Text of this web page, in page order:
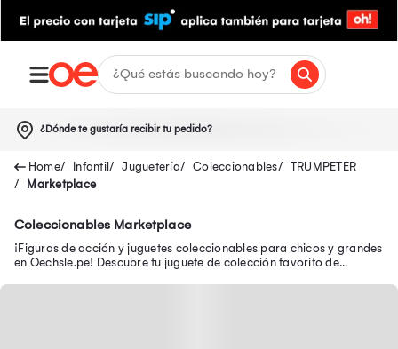
¿Dónde te gustaría recibir tu pedido?
Infantil Juguetería Coleccionables
TRUMPETER
Marketplace
Coleccionables Marketplace
¡Figuras de acción y juguetes coleccionables para chicos y grandes
en Oechsle.pe! Descubre tu juguete de colección favorito de